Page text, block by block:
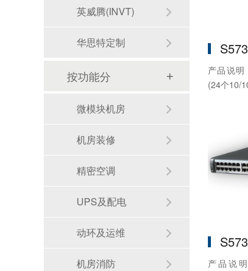
产品说明
(24个10/
产品说
英威腾(INVT)
华思特定制
按功能分
微模块机房
机房装修
精密空调
UPS及配电
动环及运维
机房消防